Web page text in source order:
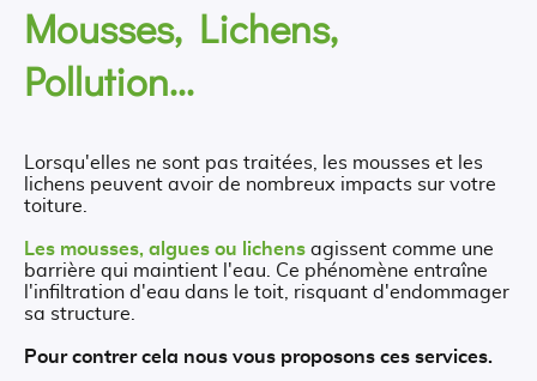
Mousses, Lichens,
Pollution...
Lorsqu'elles ne sont pas traitées, les mousses et les
lichens peuvent avoir de nombreux impacts sur votre
toiture.
Les mousses, algues ou lichens agissent comme une
barrière qui maintient l'eau. Ce phénomène entraîne
l'infiltration d'eau dans le toit, risquant d'endommager
sa structure.
Pour contrer cela nous vous proposons ces services.